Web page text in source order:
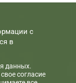
с
в
данных.
согласие